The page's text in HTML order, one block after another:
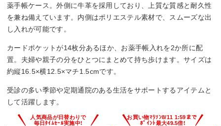
薬手帳ケース。外側に牛革を採用しており、上質な質感と耐久性
を兼ね備えています。内側はポリエステル素材で、スムーズな出
し入れが可能です。
カードポケットが14枚分あるほか、お薬手帳入れを2か所に配
置。夫婦や親子の分をひとつにまとめて持ち歩けます。サイズは
約縦16.5×横12.5×マチ1.5cmです。
受診の多い季節や定期通院のある生活をサポートするアイテムと
して活躍します。